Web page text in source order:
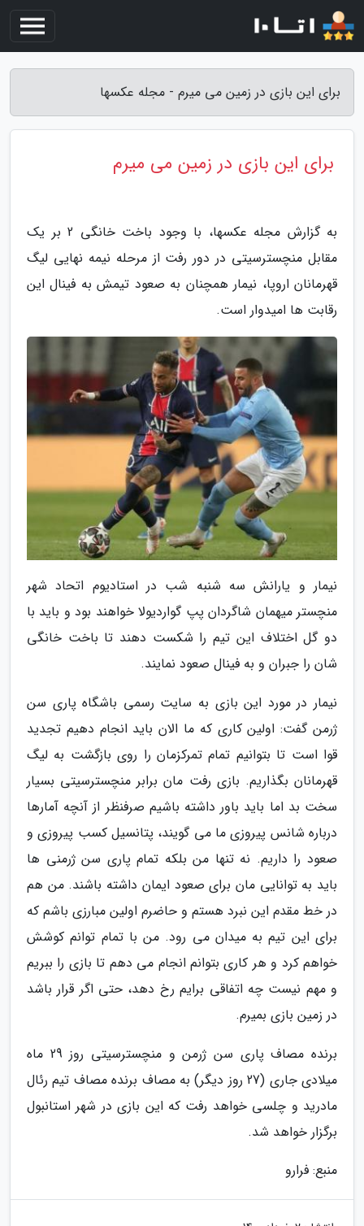
برای این بازی در زمین می میرم - مجله عکسها
برای این بازی در زمین می میرم
به گزارش مجله عکسها، با وجود باخت خانگی 2 بر یک
مقابل منچسترسیتی در دور رفت از مرحله نیمه نهایی لیگ
قهرمانان اروپا، نیمار همچنان به صعود تیمش به فینال این
رقابت ها امیدوار است.
نیمار و یارانش سه شنبه شب در استادیوم اتحاد شهر
منچستر میهمان شاگردان پپ گواردیولا خواهند بود و باید با
دو گل اختلاف این تیم را شکست دهند تا باخت خانگی
شان را جبران و به فینال صعود نمایند.
نیمار در مورد این بازی به سایت رسمی باشگاه پاری سن
ژرمن گفت: اولین کاری که ما الان باید انجام دهیم تجدید
قوا است تا بتوانیم تمام تمرکزمان را روی بازگشت به لیگ
قهرمانان بگذاریم. بازی رفت مان برابر منچسترسیتی بسیار
سخت بد اما باید باور داشته باشیم صرفنظر از آنچه آمارها
درباره شانس پیروزی ما می گویند، پتانسیل کسب پیروزی و
صعود را داریم. نه تنها من بلکه تمام پاری سن ژرمنی ها
باید به توانایی مان برای صعود ایمان داشته باشند. من هم
در خط مقدم این نبرد هستم و حاضرم اولین مبارزی باشم که
برای این تیم به میدان می رود. من با تمام توانم کوشش
خواهم کرد و هر کاری بتوانم انجام می دهم تا بازی را ببریم
و مهم نیست چه اتفاقی برایم رخ دهد، حتی اگر قرار باشد
در زمین بازی بمیرم.
برنده مصاف پاری سن ژرمن و منچسترسیتی روز 29 ماه
میلادی جاری (27 روز دیگر) به مصاف برنده مصاف تیم رئال
مادرید و چلسی خواهد رفت که این بازی در شهر استانبول
برگزار خواهد شد.
منبع: فرارو